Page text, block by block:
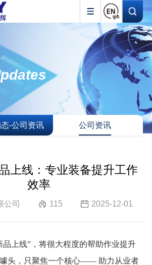
-公司资讯 公司资讯
上线：专业装备提升工作
效率
公司 115 2025-12-01
品上线”，将很大程度的帮助作业提升
头，只聚焦一个核心—— 助力从业者